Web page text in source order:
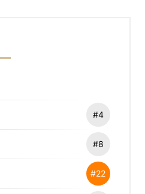
#4
#8
#22